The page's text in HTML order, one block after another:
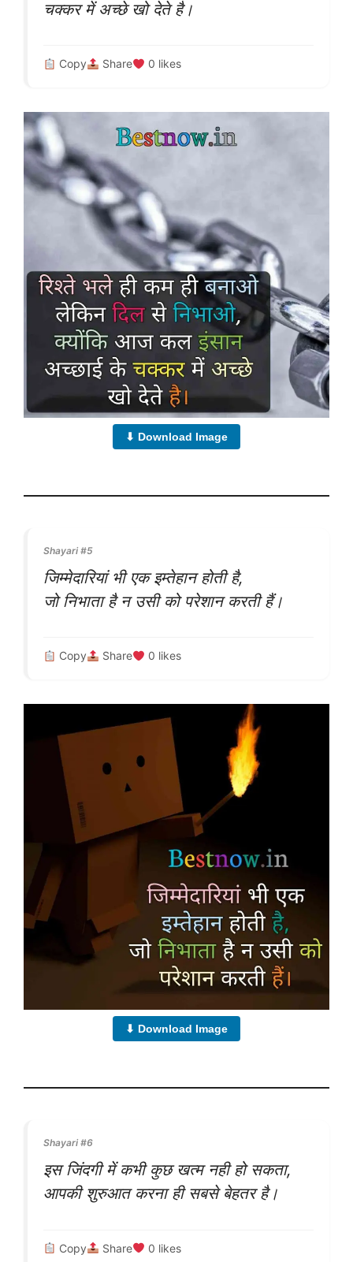
चक्कर में अच्छे खो देते है।
Copy Share 0 likes
⬇ Download Image
Shayari #5
जिम्मेदारियां भी एक इम्तेहान होती है,
जो निभाता है न उसी को परेशान करती हैं।
Copy Share 0 likes
⬇ Download Image
Shayari #6
इस जिंदगी में कभी कुछ खत्म नही हो सकता,
आपकी शुरुआत करना ही सबसे बेहतर है।
Copy Share 0 likes